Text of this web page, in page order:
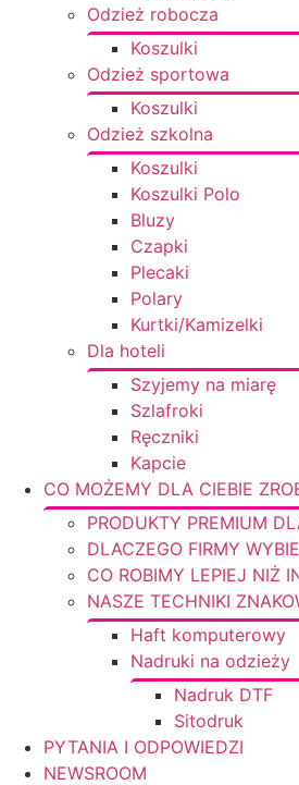
Odzież robocza
Koszulki
Odzież sportowa
Koszulki
Odzież szkolna
Koszulki
Koszulki Polo
Bluzy
Czapki
Plecaki
Polary
Kurtki/Kamizelki
Dla hoteli
Szyjemy na miarę
Szlafroki
Ręczniki
Kapcie
CO MOŻEMY DLA CIEBIE
PRODUKTY PREMIUM
DLACZEGO FIRMY
CO ROBIMY LEPIEJ NIŻ
NASZE TECHNIKI
Haft komputerowy
Nadruki na odzieży
Nadruk DTF
Sitodruk
PYTANIA I ODPOWIEDZI
NEWSROOM